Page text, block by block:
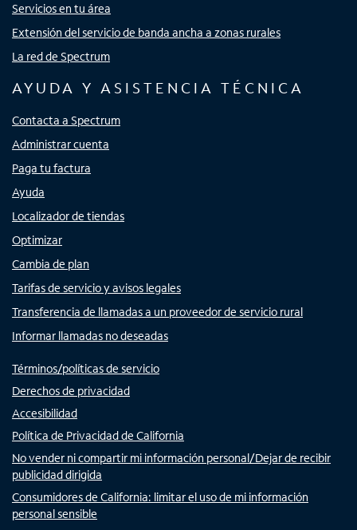
Servicios en tu área
Extensión del servicio de banda ancha a zonas rurales
La red de Spectrum
AYUDA Y ASISTENCIA TÉCNICA
Contacta a Spectrum
Administrar cuenta
Paga tu factura
Ayuda
Localizador de tiendas
Optimizar
Cambia de plan
Tarifas de servicio y avisos legales
Transferencia de llamadas a un proveedor de servicio rural
Informar llamadas no deseadas
Términos/políticas de servicio
Derechos de privacidad
Accesibilidad
Política de Privacidad de California
No vender ni compartir mi información personal/Dejar de recibir
publicidad dirigida
Consumidores de California: limitar el uso de mi información
personal sensible